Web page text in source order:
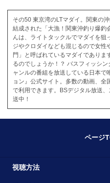
その50 東京湾のLTマダイ。関東の
結成された「大漁！関東沖釣り爆釣
んは、ライトタックルでマダイを狙
ジやクロダイなども混じるので女
門」と呼ばれているマダイでありま
るのでしょうか！？ バスフィッシ
ャンルの番組を放送している日本
ョン』公式サイト。多数の動画、
で利用できます。BSデジタル放送
送中！
ページ
視聴方法